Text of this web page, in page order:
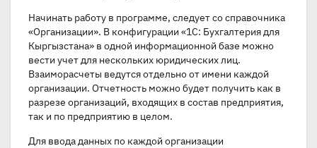
Начинать работу в программе, следует со справочника
«Организации». В конфигурации «1С: Бухгалтерия для
Кыргызстана» в одной информационной базе можно
вести учет для нескольких юридических лиц.
Взаиморасчеты ведутся отдельно от имени каждой
организации. Отчетность можно будет получить как в
разрезе организаций, входящих в состав предприятия,
так и по предприятию в целом.
Для ввода данных по каждой организации